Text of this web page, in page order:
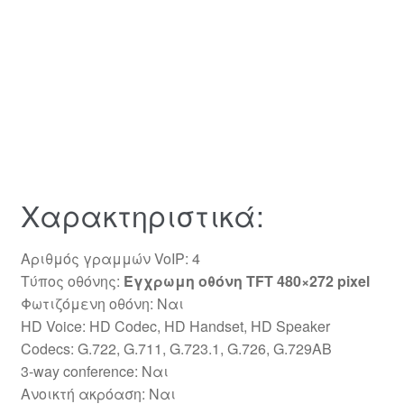
Χαρακτηριστικά:
Αριθμός γραμμών VoIP: 4
Τύπος οθόνης: Έγχρωμη οθόνη TFT480×272 pixel
Φωτιζόμενη οθόνη: Ναι
HD Voice: HD Codec, HD Handset, HD Speaker
Codecs: G.722, G.711, G.723.1, G.726, G.729AB
3-way conference: Nαι
Ανοικτή ακρόαση: Nαι